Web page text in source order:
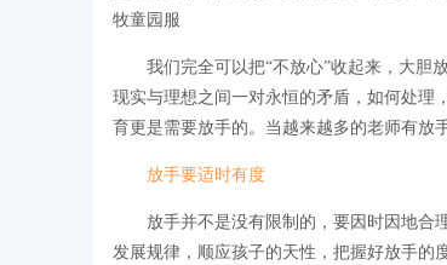
牧童园服
我们完全可以把“不放心”收起来，大胆
现实与理想之间一对永恒的矛盾，如何处理
育更是需要放手的。当越来越多的老师有放
放手要适时有度
放手并不是没有限制的，要因时因地合
发展规律，顺应孩子的天性，把握好放手的